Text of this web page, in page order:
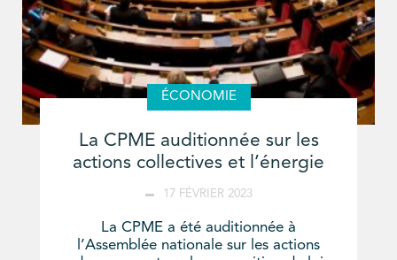
ÉCONOMIE
La CPME auditionnée sur les
actions collectives et l’énergie
17 FÉVRIER 2023
La CPME a été auditionnée à
l’Assemblée nationale sur les actions